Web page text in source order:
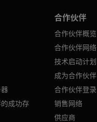
成功存
合作伙伴
合作伙伴概览
合作伙伴网络
技术启动计划
成为合作伙伴
合作伙伴登录
销售网络
供应商